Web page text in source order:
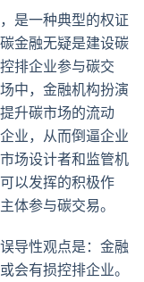
是一种典型的权证
金融无疑是建设碳
排企业参与碳交
中，金融机构扮演
升碳市场的流动
业，从而倒逼企业
场设计者和监管机
以发挥的积极作
体参与碳交易。
导性观点是：金融
会有损控排企业。